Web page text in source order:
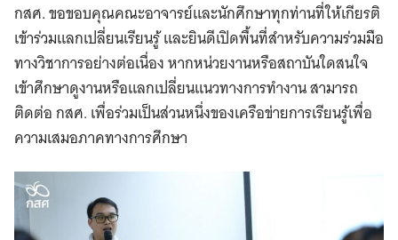
กสศ. ขอขอบคุณคณะอาจารย์และนักศึกษาทุกท่านที่ให้เกียรติ
เข้าร่วมแลกเปลี่ยนเรียนรู้ และยินดีเปิดพื้นที่สำหรับความร่วมมือ
ทางวิชาการอย่างต่อเนื่อง หากหน่วยงานหรือสถาบันใดสนใจ
เข้าศึกษาดูงานหรือแลกเปลี่ยนแนวทางการทำงาน สามารถ
ติดต่อ กสศ. เพื่อร่วมเป็นส่วนหนึ่งของเครือข่ายการเรียนรู้เพื่อ
ความเสมอภาคทางการศึกษา